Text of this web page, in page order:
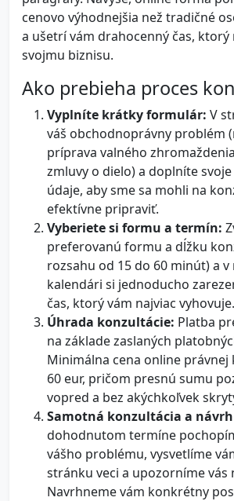
cenovo výhodnejšia než tradičné
a ušetrí vám drahocenný čas,
svojmu biznisu.
Ako prebieha proces
Vyplníte krátky formulár: V
váš obchodnoprávny problém
príprava valného
zmluvy o dielo) a doplníte
údaje, aby sme sa mohli na
efektívne pripraviť.
Vyberiete si formu a termín:
preferovanú formu a dĺžku
rozsahu od 15 do 60 minút) a
kalendári si jednoducho
čas, ktorý vám najviac vyhovuje.
Úhrada konzultácie: Platba
na základe zaslaných
Minimálna cena online právnej
60 eur, pričom presnú sumu
vopred a bez akýchkoľvek
Samotná konzultácia a
dohodnutom termíne
vášho problému, vysvetlíme
stránku veci a upozorníme vás
Navrhneme vám konkrétny